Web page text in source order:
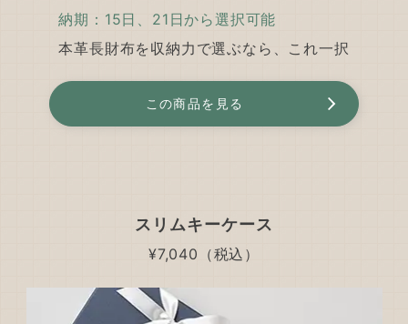
納期：15日、21日から選択可能
本革長財布を収納力で選ぶなら、これ一択
この商品を見る
スリムキーケース
¥7,040（税込）